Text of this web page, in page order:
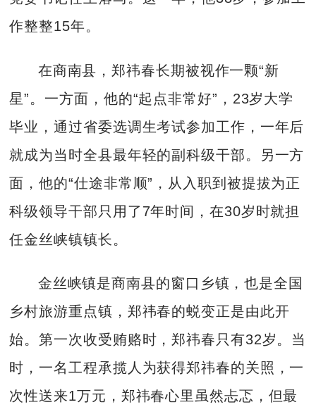
作整整15年。
在商南县，郑祎春长期被视作一颗“新
星”。一方面，他的“起点非常好”，23岁大学
毕业，通过省委选调生考试参加工作，一年后
就成为当时全县最年轻的副科级干部。另一方
面，他的“仕途非常顺”，从入职到被提拔为正
科级领导干部只用了7年时间，在30岁时就担
任金丝峡镇镇长。
金丝峡镇是商南县的窗口乡镇，也是全国
乡村旅游重点镇，郑祎春的蜕变正是由此开
始。第一次收受贿赂时，郑祎春只有32岁。当
时，一名工程承揽人为获得郑祎春的关照，一
次性送来1万元，郑祎春心里虽然忐忑，但最